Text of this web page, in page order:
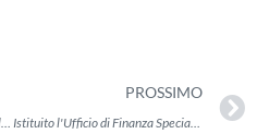
Accordo con Banca del Fucino per le soluzioni di leasing
PROSSIMO
Istituito l'Ufficio di Finanza Speciale e Grandi Relazioni